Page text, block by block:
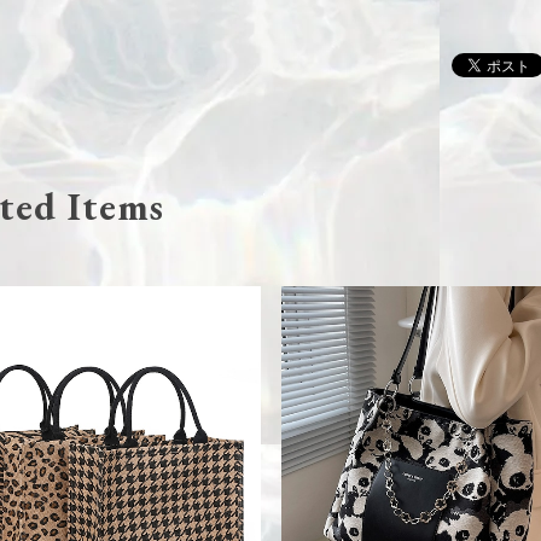
Items